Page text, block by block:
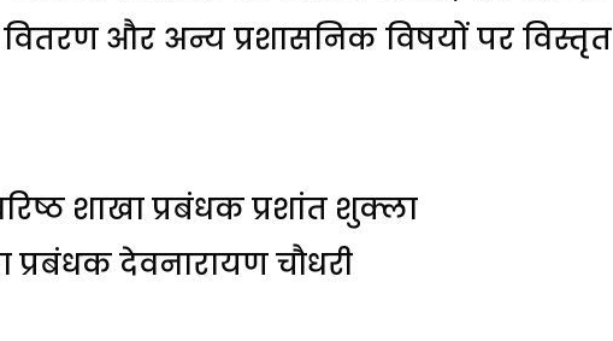
वितरण और अन्य प्रशासनिक विषयों पर विस्तृत
शाखा प्रबंधक प्रशांत शुक्ला
देवनारायण चौधरी